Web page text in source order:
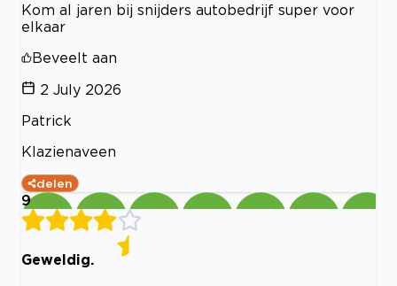
Kom al jaren bij snijders autobedrijf super voor
elkaar
Beveelt aan
2 July 2026
Patrick
Klazienaveen
delen
9
Geweldig.